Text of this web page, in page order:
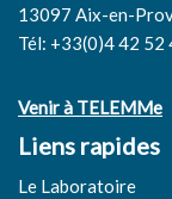
13097 Aix-en-
Tél: +33(0)4 42 52
Venir à TELEMMe
Liens rapides
Le Laboratoire